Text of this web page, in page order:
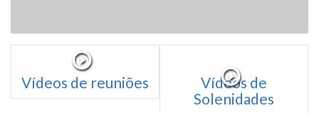
Vídeos de reuniões
Vídeos de
Solenidades